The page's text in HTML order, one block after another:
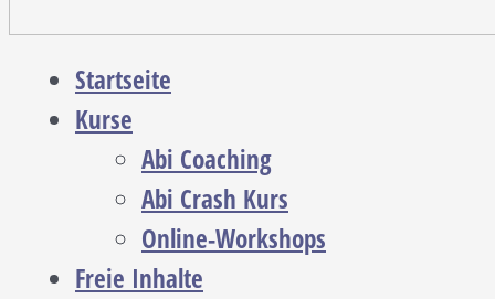
Startseite
Kurse
Abi Coaching
Abi Crash Kurs
Online-Workshops
Freie Inhalte